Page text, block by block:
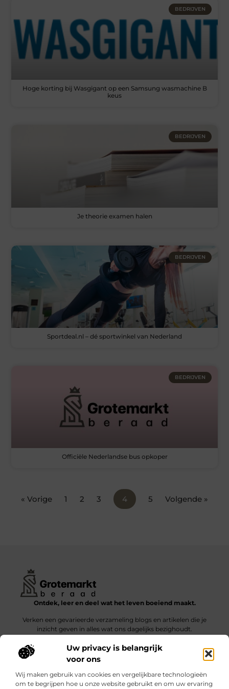
Uw privacy is belangrijk
voor ons
Wij maken gebruik van cookies en vergelijkbare technologieën
om te begrijpen hoe u onze website gebruikt en om uw ervaring
BEDRIJVEN
Hoge korting bij Wasgigant op een Samsung wasmachine B
keus
BEDRIJVEN
Je theorie examen halen
BEDRIJVEN
Sportdeal.nl – dé sportwinkel van Nederland
BEDRIJVEN
Officiële Nederlandse bus opkoper
« Vorige 1 2 3 4 5 Volgende »
Ontdek, leer en deel wat het leven boeiend maakt.
Verken een gevarieerde verzameling blogs en artikelen die je
inzicht geven in alles wat ons dagelijks bezighoudt.
Bericht categorie